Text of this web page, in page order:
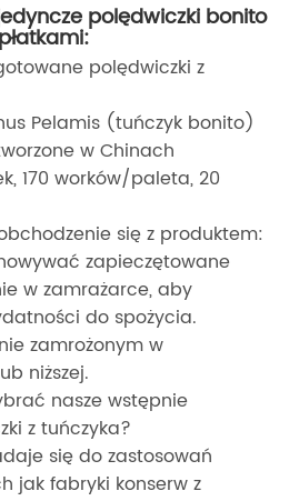
polędwiczki bonito
polędwiczki z
Pelamis (tuńczyk bonito)
w Chinach
170 worków/paleta, 20
się z produktem:
zapieczętowane
w zamrażarce, aby
do spożycia.
zamrożonym w
niższej.
nasze wstępnie
z tuńczyka?
się do zastosowań
jak fabryki konserw z